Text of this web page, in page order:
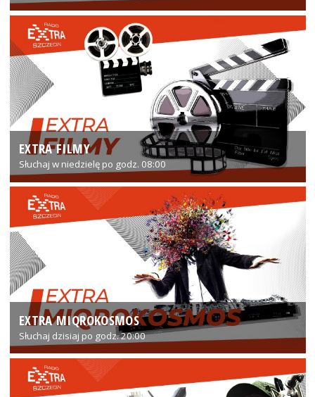
EXTRA FILMY
Słuchaj w niedzielę po godz. 08:00
EXTRA MIQROKOSMOS
Słuchaj dzisiaj po godz. 20:00